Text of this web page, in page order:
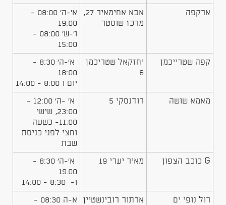
ארקפה
אבא אחימאיר 27,
מרכז שוסטר
א'-ה' 08:00 -
19:00
ו'-ש' 08:00 -
15:00
קפה שטרייכמן
יחזקאל שטריכמן
6
א'-ה' 8:30 -
18:00
יום ו 8:00 - 14:00
מאמא שושה רודנסקי 5
א' -ה' 12:00 -
23:00, שישי
11:00- כשעה
וחצי לפני כניסת
שבת
G כוכב הצפון מאיר יערי 19
א'-ה' 8:30 -
19.00
ו- 8:30 - 14:00
רול נופי ים
ארתור רובינשטיין
א-ה 08:30 -